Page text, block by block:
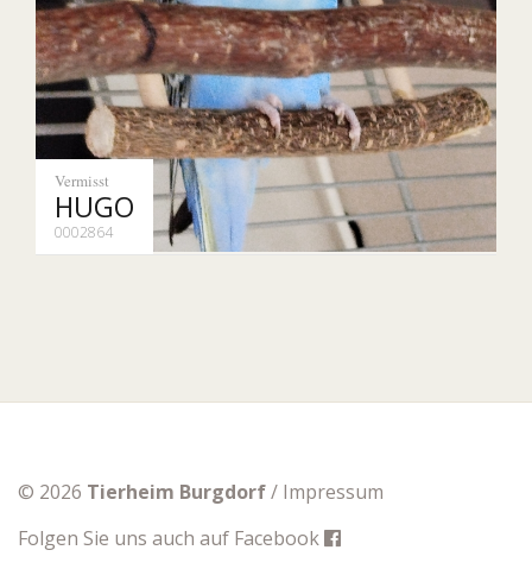
Vermisst
HUGO
0002864
© 2026 Tierheim Burgdorf/ Impressum
Folgen Sie uns auch auf Facebook